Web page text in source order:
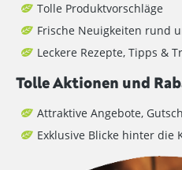
Tolle Produktvorschläge
Frische Neuigkeiten rund
Leckere Rezepte, Tipps &
Tolle Aktionen und
Attraktive Angebote,
Exklusive Blicke hinter die